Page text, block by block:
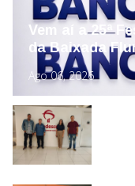
Vem aí a 25ª
da Baixada
Ago 06, 2026